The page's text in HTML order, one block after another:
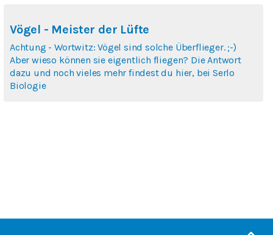
Vögel - Meister der Lüfte
Achtung - Wortwitz: Vögel sind solche Überflieger. ;-)
Aber wieso können sie eigentlich fliegen? Die Antwort
dazu und noch vieles mehr findest du hier, bei Serlo
Biologie